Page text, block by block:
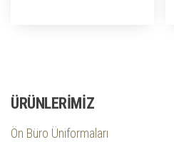
ÜRÜNLERIMIZ
Ön Büro Üniformaları